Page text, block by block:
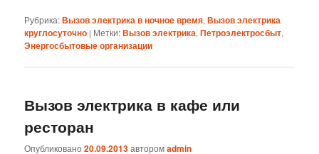
Рубрика:Вызов электрика в ночное время,Вызов электрика
круглосуточно | Метки:Вызов электрика,Петроэлектросбыт,
Энергосбытовые организации
Вызов электрика в кафе или
ресторан
Опубликовано20.09.2013авторомadmin